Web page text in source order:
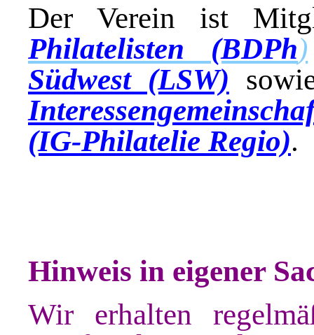
Der Verein ist
Philatelisten (BDPh)
Südwest (LSW)
(IG-Philatelie Regio).
Hinweis in eigener
Wir erhalten